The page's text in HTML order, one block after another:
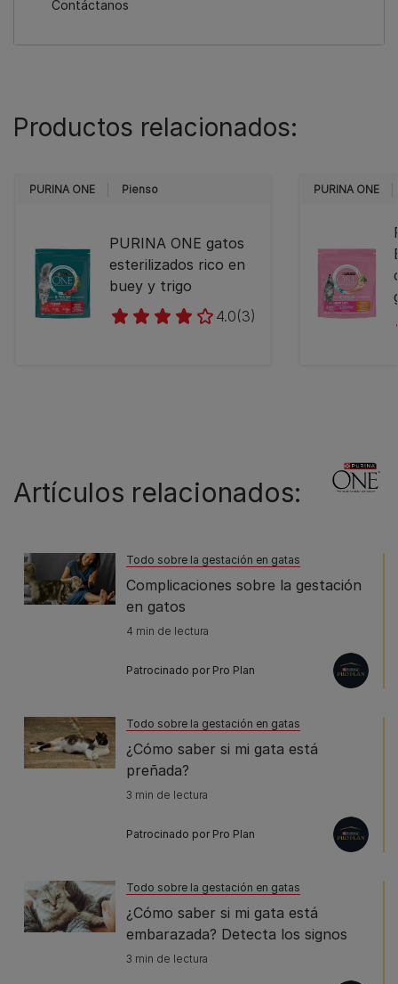
Contáctanos
Productos relacionados:
PURINA ONE Pienso
PURINA ONE gatos
esterilizados rico en
buey y trigo
4.0(3)
PURINA ONE
Artículos relacionados:
Todo sobre la gestación en gatas
Complicaciones sobre la gestación
en gatos
4 min de lectura
Patrocinado por Pro Plan
Todo sobre la gestación en gatas
¿Cómo saber si mi gata está
preñada?
3 min de lectura
Patrocinado por Pro Plan
Todo sobre la gestación en gatas
¿Cómo saber si mi gata está
embarazada? Detecta los signos
3 min de lectura